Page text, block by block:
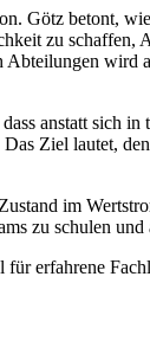
Götz betont,
zu schaffen,
wird
anstatt sich
Ziel lautet,
im
zu schulen und
erfahrene